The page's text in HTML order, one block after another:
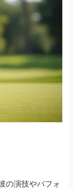
の演技やパフォ